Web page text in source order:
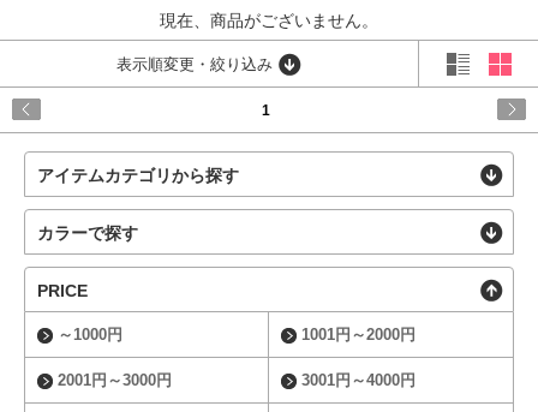
現在、商品がございません。
表示順変更・絞り込み
1
アイテムカテゴリから探す
カラーで探す
PRICE
～1000円 1001円～2000円
2001円～3000円 3001円～4000円